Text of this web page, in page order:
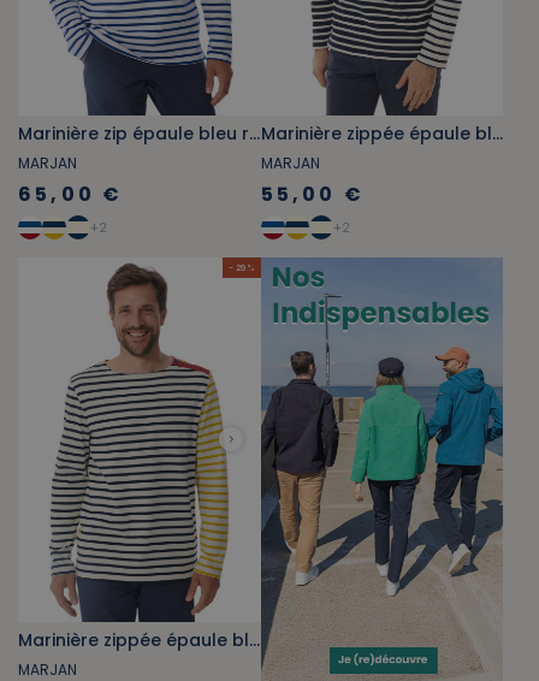
Marinière zip épaule bleu royal
MARJAN
65,00 €
+2
Marinière zippée épaule blanche
MARJAN
55,00 €
+2
- 29 %
Marinière zippée épaule blanche
MARJAN